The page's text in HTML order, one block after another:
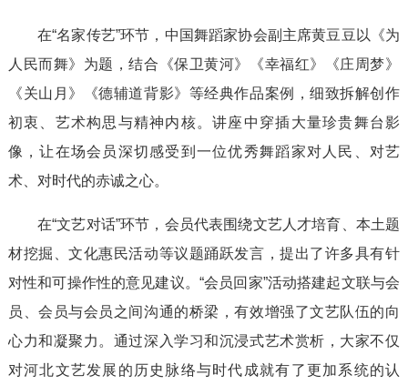
在“名家传艺”环节，中国舞蹈家协会副主席黄豆豆以《为
人民而舞》为题，结合《保卫黄河》《幸福红》《庄周梦》
《关山月》《德辅道背影》等经典作品案例，细致拆解创作
初衷、艺术构思与精神内核。讲座中穿插大量珍贵舞台影
像，让在场会员深切感受到一位优秀舞蹈家对人民、对艺
术、对时代的赤诚之心。
在“文艺对话”环节，会员代表围绕文艺人才培育、本土题
材挖掘、文化惠民活动等议题踊跃发言，提出了许多具有针
对性和可操作性的意见建议。“会员回家”活动搭建起文联与会
员、会员与会员之间沟通的桥梁，有效增强了文艺队伍的向
心力和凝聚力。通过深入学习和沉浸式艺术赏析，大家不仅
对河北文艺发展的历史脉络与时代成就有了更加系统的认